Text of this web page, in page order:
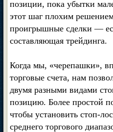
позиции, пока убытки
этот шаг плохим
проигрышные сделки —
составляющая трейдинга.
Когда мы, «черепашки»,
торговые счета, нам
двумя разными видами
позицию. Более простой
чтобы установить стоп-
среднего торгового